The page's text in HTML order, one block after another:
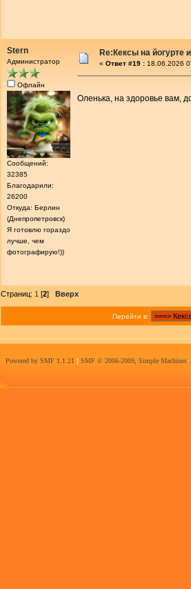
Stern
Администратор
Офлайн
Сообщений:
32385
Благодарили:
26200
Откуда: Берлин
(Днепропетровск)
Я готовлю гораздо
лучше, чем
фотографирую!))
Re:Кексы на йогурте
« Ответ #19 : 18.06.2026
Оленька, на здоровье вам,
Страниц: 1 [2] Вверх
Перейти в:
Powered by SMF 1.1.21 | SMF © 2006-2009, Simple Machines